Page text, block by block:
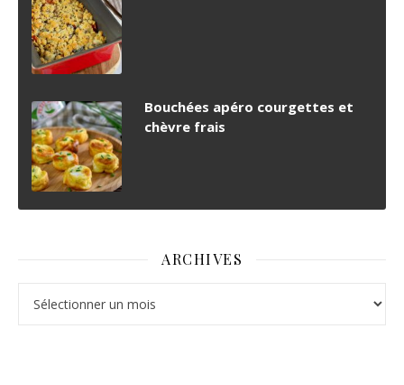
Bouchées apéro courgettes et
chèvre frais
ARCHIVES